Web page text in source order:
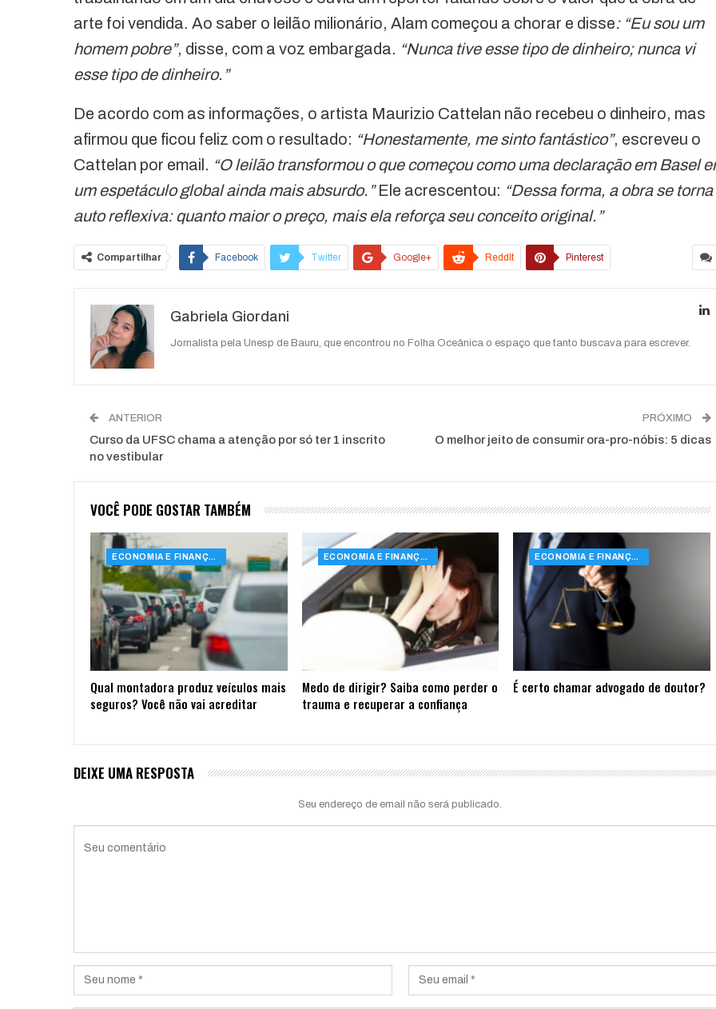
arte foi vendida. Ao saber o leilão milionário, Alam começou a chorar e disse: “Eu sou um
homem pobre”, disse, com a voz embargada. “Nunca tive esse tipo de dinheiro; nunca vi
esse tipo de dinheiro.”
De acordo com as informações, o artista Maurizio Cattelan não recebeu o dinheiro, mas
afirmou que ficou feliz com o resultado: “Honestamente, me sinto fantástico”, escreveu o
Cattelan por email. “O leilão transformou o que começou como uma declaração em Basel
um espetáculo global ainda mais absurdo.”Ele acrescentou: “Dessa forma, a obra se torna
auto reflexiva: quanto maior o preço, mais ela reforça seu conceito original.”
Compartilhar Facebook Twitter Google+ ReddIt Pinterest
Gabriela Giordani
Jornalista pela Unesp de Bauru, que encontrou no Folha Oceânica o espaço que tanto buscava para escrever.
ANTERIOR
Curso da UFSC chama a atenção por só ter 1 inscrito
no vestibular
PRÓXIMO
O melhor jeito de consumir ora-pro-nóbis: 5 dicas
VOCÊ PODE GOSTAR TAMBÉM
ECONOMIA E FINANÇAS
Qual montadora produz veículos mais
seguros? Você não vai acreditar
ECONOMIA E FINANÇAS
Medo de dirigir? Saiba como perder o
trauma e recuperar a confiança
ECONOMIA E FINANÇAS
É certo chamar advogado de doutor?
DEIXE UMA RESPOSTA
Seu endereço de email não será publicado.